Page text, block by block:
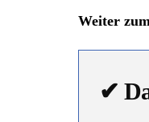
Weiter
✔